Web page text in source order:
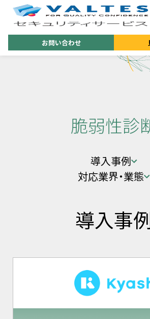
お問い合わせ
脆弱性診
導入事例
対応業界・業態
導入事